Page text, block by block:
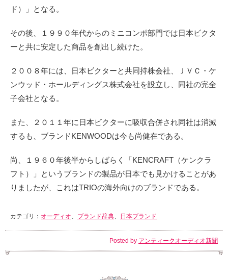
ド）」となる。
その後、１９９０年代からのミニコンポ部門では日本ビクタ
ーと共に安定した商品を創出し続けた。
２００８年には、日本ビクターと共同持株会社、ＪＶＣ・ケ
ンウッド・ホールディングス株式会社を設立し、同社の完全
子会社となる。
また、２０１１年に日本ビクターに吸収合併され同社は消滅
するも、ブランドKENWOODは今も尚健在である。
尚、１９６０年後半からしばらく「KENCRAFT（ケンクラ
フト）」というブランドの製品が日本でも見かけることがあ
りましたが、これはTRIOの海外向けのブランドである。
カテゴリ： オーディオ ブランド辞典 日本ブランド
Posted by アンティークオーディオ新聞